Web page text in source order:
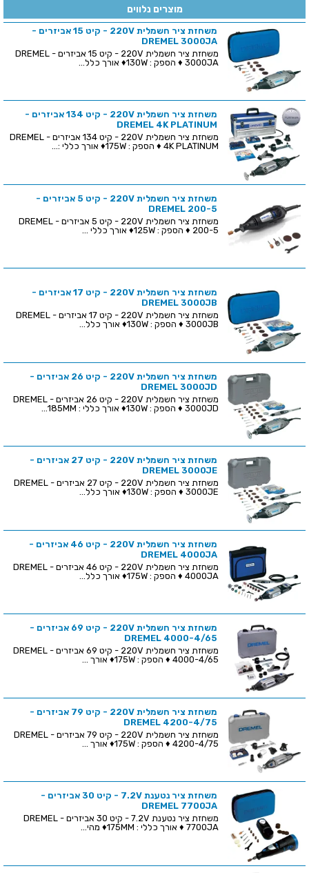
מוצרים נלווים
משחזת ציר חשמלית 220V - קיט 15 אביזרים -
DREMEL 3000JA
משחזת ציר חשמלית 220V - קיט 15 אביזרים - DREMEL
3000JA ♦ הספק : 130W♦ אורך כלל...
משחזת ציר חשמלית 220V - קיט 134 אביזרים -
DREMEL 4K PLATINUM
משחזת ציר חשמלית 220V - קיט 134 אביזרים - DREMEL
4K PLATINUM ♦ הספק : 175W♦ אורך כללי :...
משחזת ציר חשמלית 220V - קיט 5 אביזרים -
DREMEL 200-5
משחזת ציר חשמלית 220V - קיט 5 אביזרים - DREMEL
200-5 ♦ הספק : 125W♦ אורך כללי ...
משחזת ציר חשמלית 220V - קיט 17 אביזרים -
DREMEL 3000JB
משחזת ציר חשמלית 220V - קיט 17 אביזרים - DREMEL
3000JB ♦ הספק : 130W♦ אורך כלל...
משחזת ציר חשמלית 220V - קיט 26 אביזרים -
DREMEL 3000JD
משחזת ציר חשמלית 220V - קיט 26 אביזרים - DREMEL
3000JD ♦ הספק : 130W♦ אורך כללי : 185MM...
משחזת ציר חשמלית 220V - קיט 27 אביזרים -
DREMEL 3000JE
משחזת ציר חשמלית 220V - קיט 27 אביזרים - DREMEL
3000JE ♦ הספק : 130W♦ אורך כלל...
משחזת ציר חשמלית 220V - קיט 46 אביזרים -
DREMEL 4000JA
משחזת ציר חשמלית 220V - קיט 46 אביזרים - DREMEL
4000JA ♦ הספק : 175W♦ אורך כלל...
משחזת ציר חשמלית 220V - קיט 69 אביזרים -
DREMEL 4000-4/65
משחזת ציר חשמלית 220V - קיט 69 אביזרים - DREMEL
4000-4/65 ♦ הספק : 175W♦ אורך ...
משחזת ציר חשמלית 220V - קיט 79 אביזרים -
DREMEL 4200-4/75
משחזת ציר חשמלית 220V - קיט 79 אביזרים - DREMEL
4200-4/75 ♦ הספק : 175W♦ אורך ...
משחזת ציר נטענת 7.2V - קיט 30 אביזרים -
DREMEL 7700JA
משחזת ציר נטענת 7.2V - קיט 30 אביזרים - DREMEL
7700JA ♦ אורך כללי : 175MM♦ מהי...